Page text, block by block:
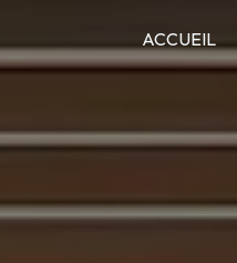
ACCUEIL